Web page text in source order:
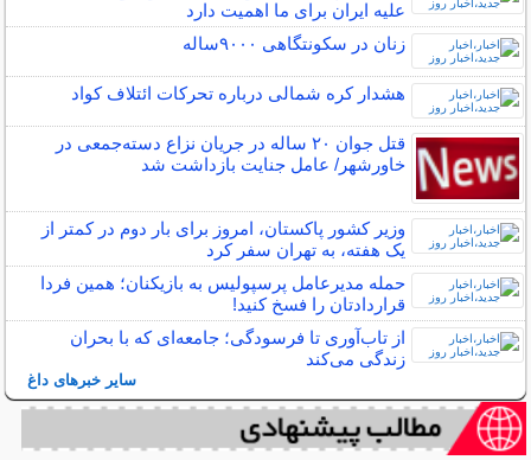
علیه ایران برای ما اهمیت دارد
زنان در سکونتگاهی ۹۰۰۰ساله
هشدار کره شمالی درباره تحرکات ائتلاف کواد
قتل جوان ۲۰ ساله در جریان نزاع دسته‌جمعی در
خاورشهر/ عامل جنایت بازداشت شد
وزیر کشور پاکستان، امروز برای بار دوم در کمتر از
یک هفته، به تهران سفر کرد
حمله مدیرعامل پرسپولیس به بازیکنان؛ همین فردا
قراردادتان را فسخ کنید!
از تاب‌آوری تا فرسودگی؛ جامعه‌ای که با بحران
زندگی می‌کند
سایر خبرهای داغ